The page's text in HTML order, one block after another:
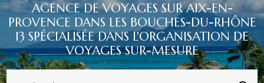
AGENCE DE VOYAGES SUR AIX-EN-
PROVENCE DANS LES BOUCHES-DU-RHÔNE
13 SPÉCIALISÉE DANS L'ORGANISATION DE
VOYAGES SUR-MESURE